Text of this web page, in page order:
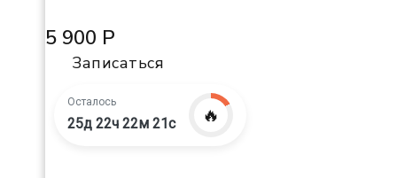
5 900 Р
Записаться
Осталось
25д 22ч 22м 20с 🔥